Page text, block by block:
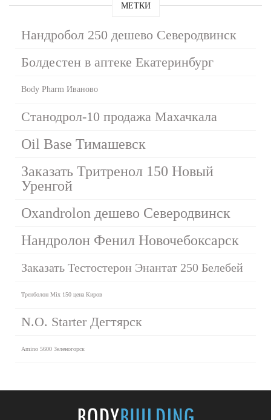
МЕТКИ
Нандробол 250 дешево Северодвинск
Болдестен в аптеке Екатеринбург
Body Pharm Иваново
Станодрол-10 продажа Махачкала
Oil Base Тимашевск
Заказать Тритренол 150 Новый
Уренгой
Oxandrolon дешево Северодвинск
Нандролон Фенил Новочебоксарск
Заказать Тестостерон Энантат 250 Белебей
Тренболон Mix 150 цена Киров
N.O. Starter Дегтярск
Amino 5600 Зеленогорск